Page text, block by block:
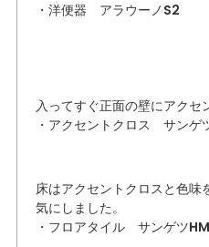
・洋便器 アラウーノS2
入ってすぐ正面の壁にアクセ
・アクセントクロス サンゲ
床はアクセントクロスと色味
気にしました。
・フロアタイル サンゲツ